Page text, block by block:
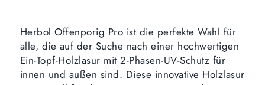
Herbol Offenporig Pro ist die perfekte Wahl für
alle, die auf der Suche nach einer hochwertigen
Ein-Topf-Holzlasur mit 2-Phasen-UV-Schutz für
innen und außen sind. Diese innovative Holzlasur